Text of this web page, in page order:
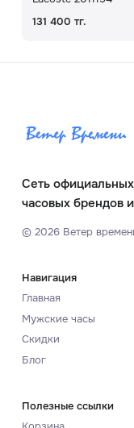
131 400 тг.
Сеть
часовых брендов
© 2026Ветер
Навигация
Главная
Мужские часы
Скидки
Блог
Полезные ссылки